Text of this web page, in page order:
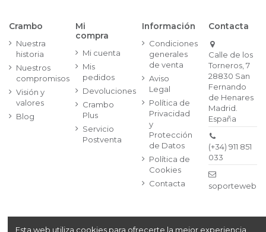
Crambo
Nuestra
historia
Nuestros
compromisos
Visión y
valores
Blog
Mi
compra
Mi cuenta
Mis
pedidos
Devoluciones
Crambo
Plus
Servicio
Postventa
Información
Condiciones
generales
de venta
Aviso
Legal
Política de
Privacidad
y
Protección
de Datos
Política de
Cookies
Contacta
Contacta
Calle de los
Torneros, 7
28830 San
Fernando
de Henares
Madrid.
España
(+34) 911 851
033
Esta web utiliza cookies para ofrecerte la mejor experiencia